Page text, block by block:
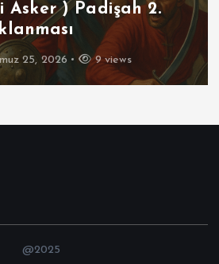
Asker ) Padişah 2.
25, 2026 9 views
@2025